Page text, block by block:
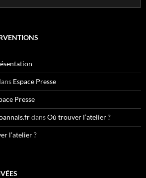
Espace Presse
Presse
dansOù trouver l’atelier ?
l’atelier ?